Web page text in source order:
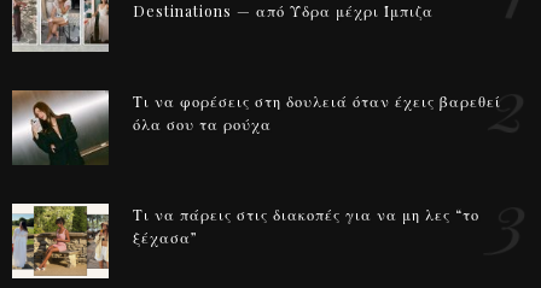
Destinations — από Ύδρα μέχρι Ίμπιζα
Τι να φορέσεις στη δουλειά όταν έχεις βαρεθεί
όλα σου τα ρούχα
2
Τι να πάρεις στις διακοπές για να μη λες “το
ξέχασα”